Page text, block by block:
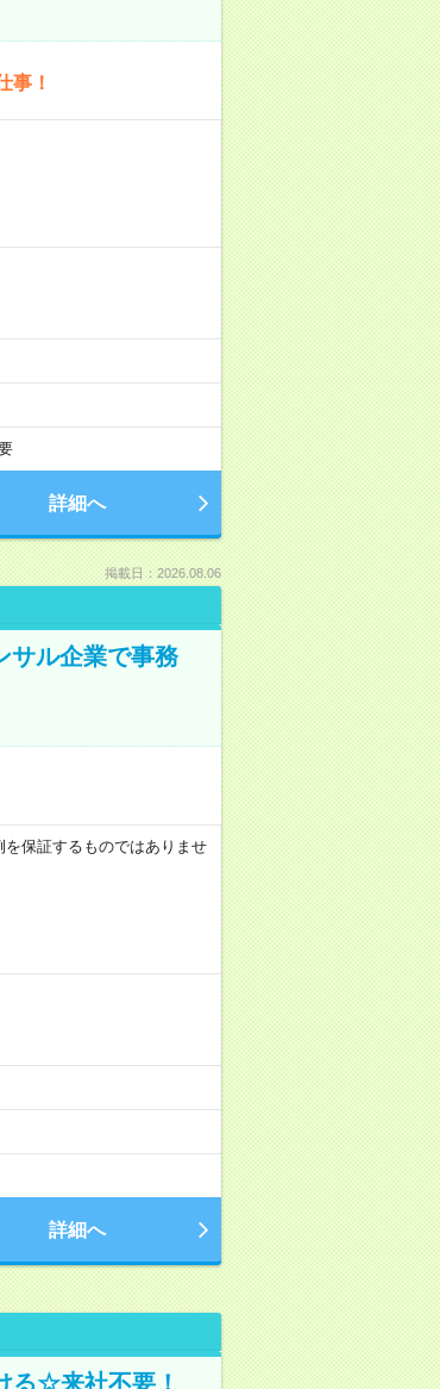
事！
詳細へ
掲載日：2026.08.06
サル企業で事務
保証するものではありませ
詳細へ
る☆来社不要！